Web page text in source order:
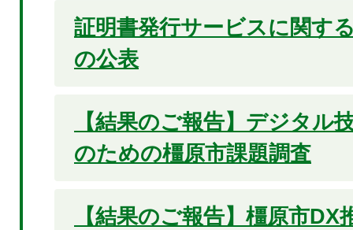
証明書発行サービスに関す
の公表
【結果のご報告】デジタル
のための橿原市課題調査
【結果のご報告】橿原市DX